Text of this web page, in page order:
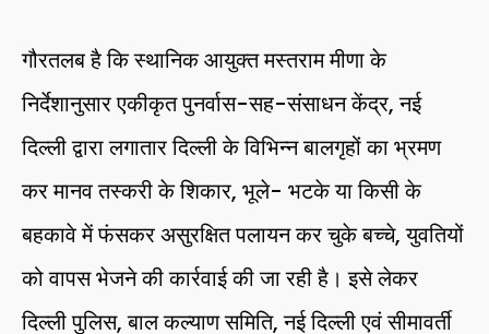
गौरतलब है कि स्थानिक आयुक्त मस्तराम मीणा के
निर्देशानुसार एकीकृत पुनर्वास-सह-संसाधन केंद्र, नई
दिल्ली द्वारा लगातार दिल्ली के विभिन्न बालगृहों का भ्रमण
कर मानव तस्करी के शिकार, भूले- भटके या किसी के
बहकावे में फंसकर असुरक्षित पलायन कर चुके बच्चे, युवतियों
को वापस भेजने की कार्रवाई की जा रही है। इसे लेकर
दिल्ली पुलिस, बाल कल्याण समिति, नई दिल्ली एवं सीमावर्ती